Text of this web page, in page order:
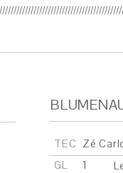
TEC Zé
GL
1